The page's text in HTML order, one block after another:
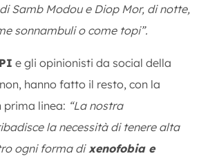
Samb Modou e Diop Mor, di notte,
sonnambuli o come topi”.
e gli opinionisti da social della
hanno fatto il resto, con la
prima linea: “La nostra
la necessità di tenere alta
ogni forma dixenofobia e